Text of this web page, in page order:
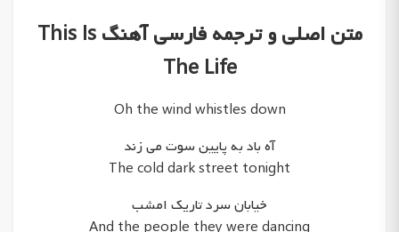
متن اصلی و ترجمه فارسی آهنگ This Is
The Life
Oh the wind whistles down
آه باد به پایین سوت می زند
The cold dark street tonight
خیابان سرد تاریک امشب
And the people they were dancing